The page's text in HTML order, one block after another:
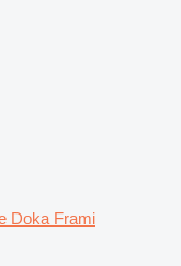
Doka Frami